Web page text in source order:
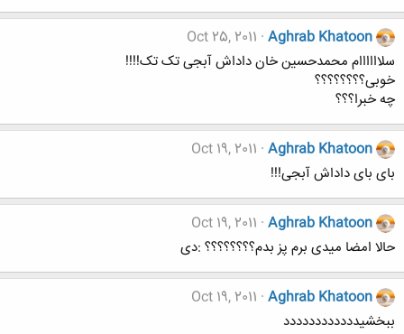
Aghrab Khatoon
Oct 25, 2011
سلاااااام محمدحسین خان داداش آبجی تک تک!!!!
خوبی؟؟؟؟؟؟؟؟
چه خبرا؟؟؟
Aghrab Khatoon
Oct 19, 2011
بای بای داداش آبجی!!!
Aghrab Khatoon
Oct 19, 2011
حالا امضا میدی برم پز بدم؟؟؟؟؟؟؟؟ :دی
Aghrab Khatoon
Oct 19, 2011
ببخشیدددددددددددد